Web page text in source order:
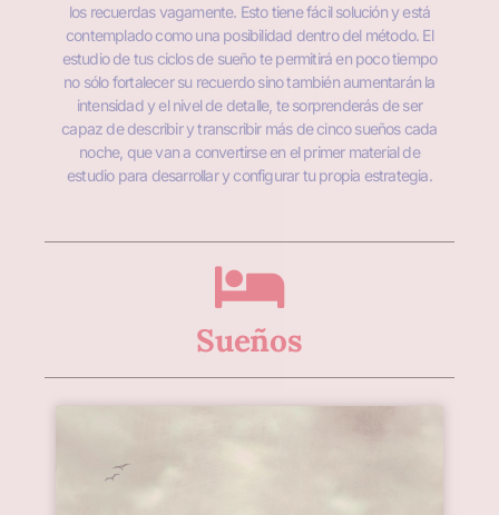
los recuerdas vagamente. Esto tiene fácil solución y está
contemplado como una posibilidad dentro del método. El
estudio de tus ciclos de sueño te permitirá en poco tiempo
no sólo fortalecer su recuerdo sino también aumentarán la
intensidad y el nivel de detalle, te sorprenderás de ser
capaz de describir y transcribir más de cinco sueños cada
noche, que van a convertirse en el primer material de
estudio para desarrollar y configurar tu propia estrategia.
Sueños